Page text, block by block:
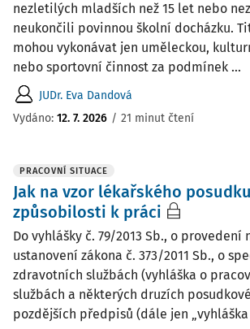
nezletilých mladších než 15 let nebo
neukončili povinnou školní docházku.
mohou vykonávat jen uměleckou,
nebo sportovní činnost za podmínek ...
JUDr. Eva Dandová
Vydáno: 12. 7. 2026 / 21 minut čtení
PRACOVNÍ SITUACE
Jak na vzor lékařského
způsobilosti k práci
Do vyhlášky č. 79/2013 Sb., o provedení
ustanovení zákona č. 373/2011 Sb., o
zdravotních službách (vyhláška o
službách a některých druzích
pozdějších předpisů (dále jen „vyhláška